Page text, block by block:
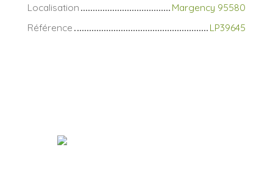
Localisation
Margency 95580
Référence
LP39645